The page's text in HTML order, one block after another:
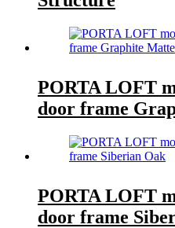
PORTA LOFT
door frame
PORTA LOFT
door frame